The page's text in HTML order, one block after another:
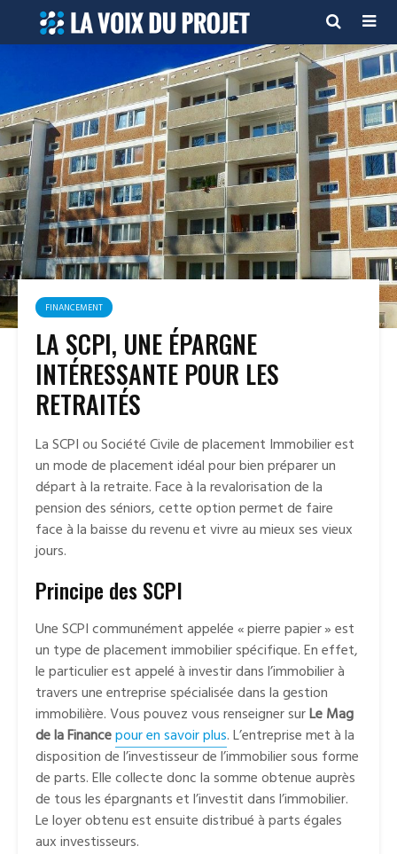
FINANCEMENT
LA SCPI, UNE ÉPARGNE
INTÉRESSANTE POUR LES
RETRAITÉS
La SCPI ou Société Civile de placement Immobilier est
un mode de placement idéal pour bien préparer un
départ à la retraite. Face à la revalorisation de la
pension des séniors, cette option permet de faire
face à la baisse du revenu et vivre au mieux ses vieux
jours.
Principe des SCPI
Une SCPI communément appelée « pierre papier » est
un type de placement immobilier spécifique. En effet,
le particulier est appelé à investir dans l’immobilier à
travers une entreprise spécialisée dans la gestion
immobilière. Vous pouvez vous renseigner surLe Mag
de la Financepour en savoir plus. L’entreprise met à la
disposition de l’investisseur de l’immobilier sous forme
de parts. Elle collecte donc la somme obtenue auprès
de tous les épargnants et l’investit dans l’immobilier.
Le loyer obtenu est ensuite distribué à parts égales
aux investisseurs.